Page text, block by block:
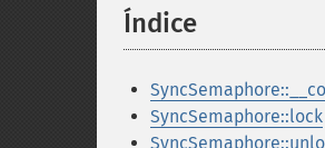
Índice
SyncSemaphore::lock